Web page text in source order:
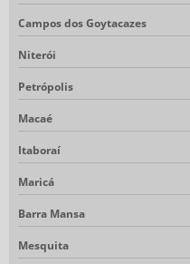
SACOLAS PVC PERSONALIZADAS
SACOLINHA DE TNT
VACUUM FORMING EMBALAGENS
Campos dos Goytacazes
Niterói
Petrópolis
Macaé
Itaboraí
Maricá
Barra Mansa
Mesquita